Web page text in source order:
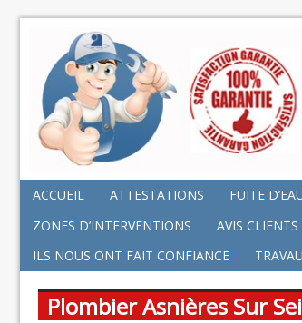
ACCUEIL ATTESTATIONS FUITE
ZONES D’INTERVENTIONS
AVIS CLIENTS
ILS NOUS ONT FAIT CONFIANCE
Plombier Asnières Sur